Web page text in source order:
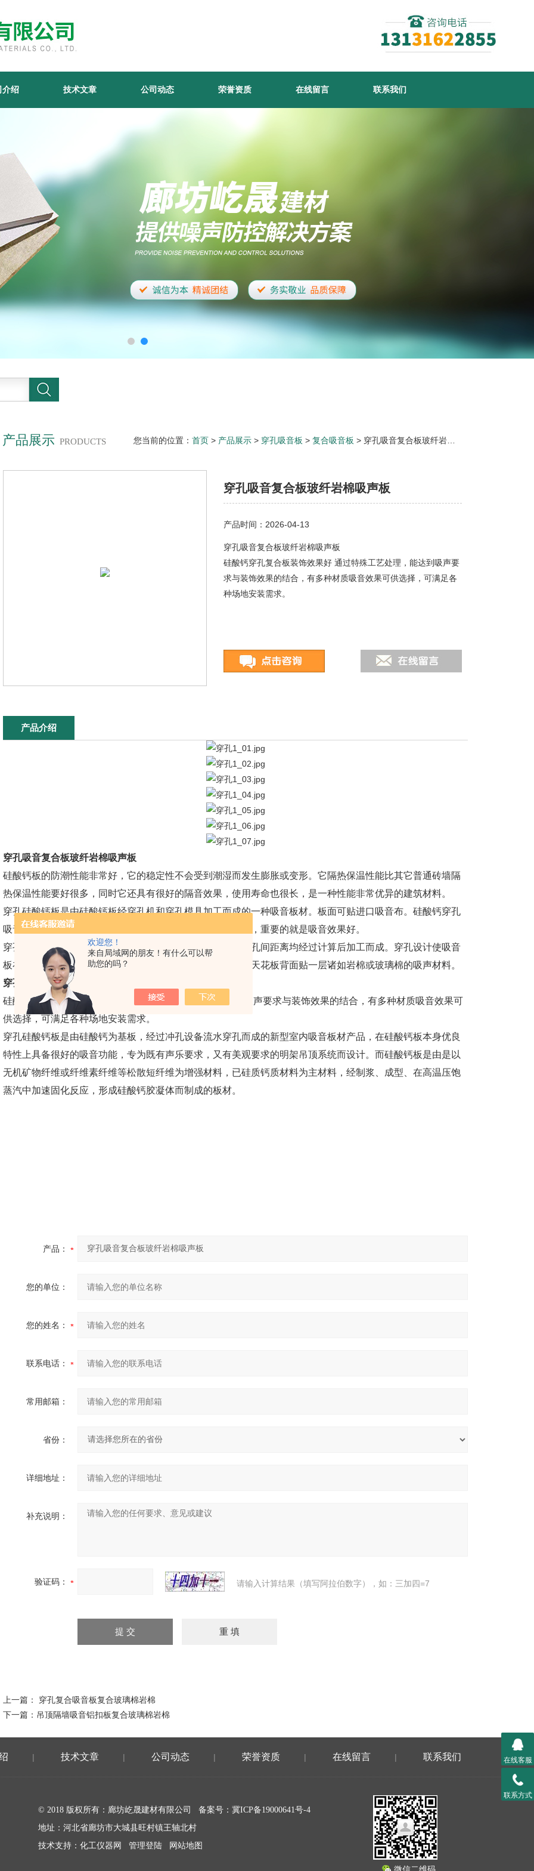
欢迎您！
来自局域网的朋友！有什么可以帮
助您的吗？
介绍 技术文章 公司动态 荣誉资质 在线留言 联系我们
产品展示 PRODUCTS 您当前的位置： 首页 > 产品展示 > 穿孔吸音板 > 复合吸音板 > 穿孔吸音复合板玻纤岩棉吸声板
穿孔吸音复合板玻纤岩棉吸声板
产品时间：2026-04-13
穿孔吸音复合板玻纤岩棉吸声板
硅酸钙穿孔复合板装饰效果好 通过特殊工艺处理，能达到吸声要
求与装饰效果的结合，有多种材质吸音效果可供选择，可满足各
种场地安装需求。
产品介绍
穿孔吸音复合板玻纤岩棉吸声板
硅酸钙板的防潮性能非常好，它的稳定性不会受到潮湿而发生膨胀或变形。它隔热保温性能比其它普通砖墙隔
热保温性能要好很多，同时它还具有很好的隔音效果，使用寿命也很长，是一种性能非常优异的建筑材料。
穿孔硅酸钙板是由硅酸钙板经穿孔机和穿孔模具加工而成的一种吸音板材。板面可贴进口吸音布。硅酸钙穿孔
吸音板具有硅酸钙板轻质，高强，环保，施工方便等特点外，重要的就是吸音效果好。
穿孔硅酸钙板具备多种布孔款式和孔径，每孔的大小尺寸及孔间距离均经过计算后加工而成。穿孔设计使吸音
板在低音频至中音频均有很好吸引表现，针对高音频，可在天花板背面贴一层诸如岩棉或玻璃棉的吸声材料。
穿孔吸音复合板玻纤岩棉吸声板
硅酸钙穿孔复合板装饰效果好 通过特殊工艺处理，能达到吸声要求与装饰效果的结合，有多种材质吸音效果可
供选择，可满足各种场地安装需求。
穿孔硅酸钙板是由硅酸钙为基板，经过冲孔设备流水穿孔而成的新型室内吸音板材产品，在硅酸钙板本身优良
特性上具备很好的吸音功能，专为既有声乐要求，又有美观要求的明架吊顶系统而设计。而硅酸钙板是由是以
无机矿物纤维或纤维素纤维等松散短纤维为增强材料，已硅质钙质材料为主材料，经制浆、成型、在高温压饱
蒸汽中加速固化反应，形成硅酸钙胶凝体而制成的板材。
产品：
您的单位：
您的姓名：
联系电话：
常用邮箱：
省份：
详细地址：
补充说明：
验证码： 请输入计算结果（填写阿拉伯数字），如：三加四=7
上一篇： 穿孔复合吸音板复合玻璃棉岩棉
下一篇： 吊顶隔墙吸音铝扣板复合玻璃棉岩棉
| 技术文章 | 公司动态 | 荣誉资质 | 在线留言 | 联系我们
© 2018 版权所有：廊坊屹晟建材有限公司 备案号： 冀ICP备19000641号-4
地址：河北省廊坊市大城县旺村镇王轴北村
技术支持： 化工仪器网 管理登陆 网站地图
在线客服
联系方式